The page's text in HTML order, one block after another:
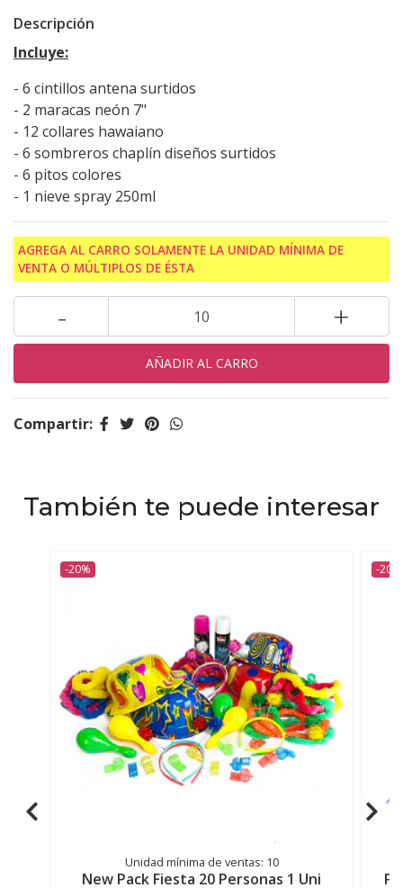
Descripción
Incluye:
- 6 cintillos antena surtidos
- 2 maracas neón 7"
- 12 collares hawaiano
- 6 sombreros chaplín diseños surtidos
- 6 pitos colores
- 1 nieve spray 250ml
AGREGA AL CARRO SOLAMENTE LA UNIDAD MÍNIMA DE
VENTA O MÚLTIPLOS DE ÉSTA
+
-
Compartir:
También te puede interesar
-20%
Unidad mínima de ventas: 10
New Pack Fiesta 20 Personas 1 Uni
-20%